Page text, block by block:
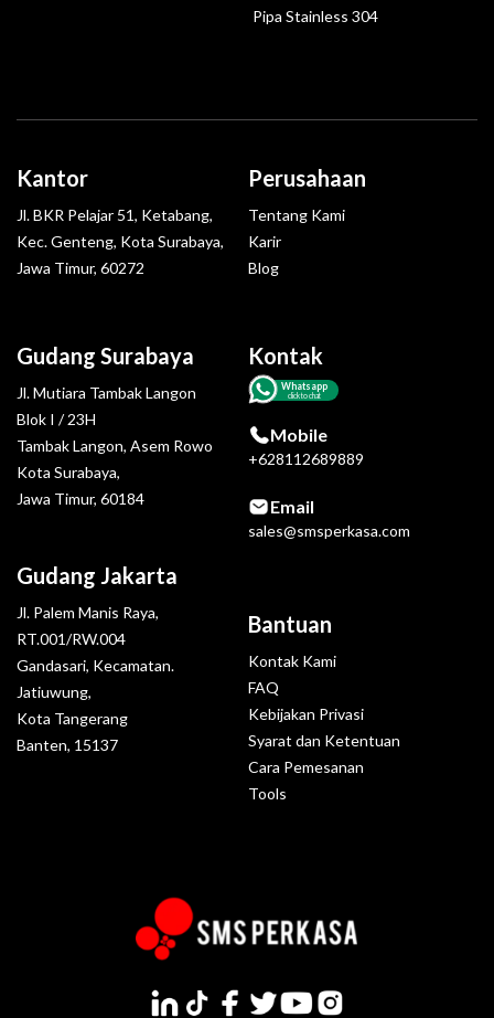
Pipa Stainless 304
Gudang Surabaya
Jl. Mutiara Tambak Langon
Blok I / 23H
Tambak Langon, Asem Rowo
Kota Surabaya,
Jawa Timur, 60184
Gudang Jakarta
Jl. Palem Manis Raya,
RT.001/RW.004
Gandasari, Kecamatan.
Jatiuwung,
Kota Tangerang
Banten, 15137
Kantor
Jl. BKR Pelajar 51, Ketabang,
Kec. Genteng, Kota Surabaya,
Jawa Timur, 60272
Kontak
Whatsapp
click to chat
Mobile
+628112689889
Email
sales@smsperkasa.com
Perusahaan
Tentang Kami
Karir
Blog
Bantuan
Kontak Kami
FAQ
Kebijakan Privasi
Syarat dan Ketentuan
Cara Pemesanan
Tools